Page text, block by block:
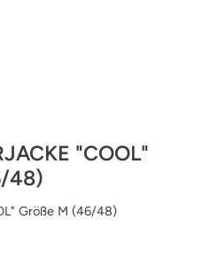
"COOL"
48)
Größe M (46/48)